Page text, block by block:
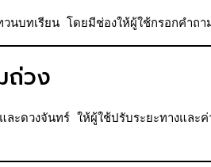
ทเรียน โดยมีช่องให้ผู้ใช้กรอกคำถา
ถ่วง
และดวงจันทร์ ให้ผู้ใช้ปรับระยะทางแ